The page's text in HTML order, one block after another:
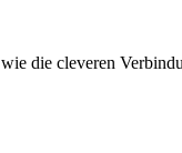
die cleveren